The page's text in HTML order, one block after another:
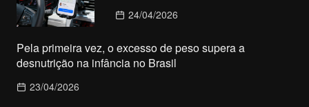
24/04/2026
Pela primeira vez, o excesso de peso supera a
desnutrição na infância no Brasil
23/04/2026